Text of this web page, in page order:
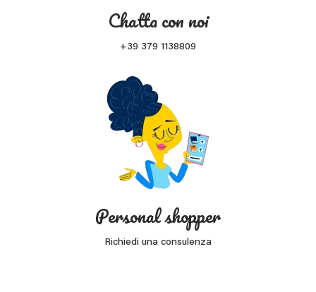
Chatta con noi
+39 379 1138809
Personal shopper
Richiedi una consulenza